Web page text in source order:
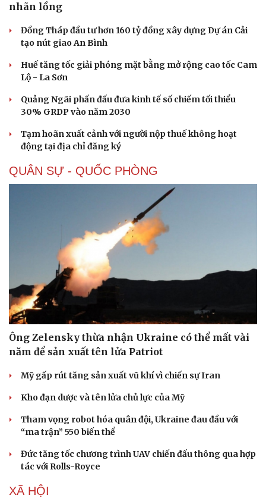
Sức khỏe
nhãn lồng
Đồng Tháp đầu tư hơn 160 tỷ đồng xây dựng Dự án Cải
tạo nút giao An Bình
Huế tăng tốc giải phóng mặt bằng mở rộng cao tốc Cam
Lộ - La Sơn
Quảng Ngãi phấn đấu đưa kinh tế số chiếm tối thiểu
30% GRDP vào năm 2030
Tạm hoãn xuất cảnh với người nộp thuế không hoạt
động tại địa chỉ đăng ký
QUÂN SỰ - QUỐC PHÒNG
Ông Zelensky thừa nhận Ukraine có thể mất vài
năm để sản xuất tên lửa Patriot
Mỹ gấp rút tăng sản xuất vũ khí vì chiến sự Iran
Kho đạn dược và tên lửa chủ lực của Mỹ
Tham vọng robot hóa quân đội, Ukraine đau đầu với
“ma trận” 550 biến thể
Đức tăng tốc chương trình UAV chiến đấu thông qua hợp
tác với Rolls-Royce
XÃ HỘI